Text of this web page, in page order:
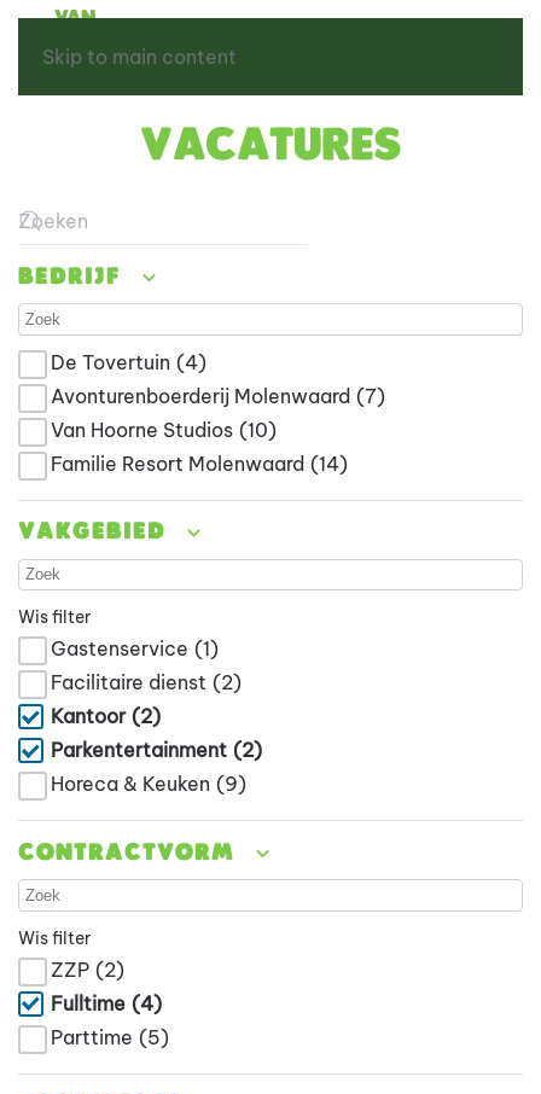
Skip to main content
Vacatures
Bedrijf
De Tovertuin (4)
Avonturenboerderij Molenwaard (7)
Van Hoorne Studios (10)
Familie Resort Molenwaard (14)
Vakgebied
Wis filter
Gastenservice (1)
Facilitaire dienst (2)
Kantoor (2)
Parkentertainment (2)
Horeca & Keuken (9)
Contractvorm
Wis filter
ZZP (2)
Fulltime (4)
Parttime (5)